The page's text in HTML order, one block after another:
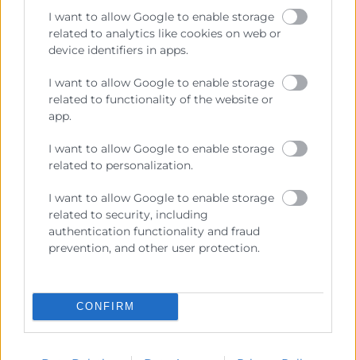
I want to allow Google to enable storage
related to analytics like cookies on web or
device identifiers in apps.
I want to allow Google to enable storage
related to functionality of the website or
app.
I want to allow Google to enable storage
related to personalization.
I want to allow Google to enable storage
related to security, including
authentication functionality and fraud
prevention, and other user protection.
CONFIRM
Estas son algunasideas para impulsar un
employee experience más positivo y
Diseñar un onboarding estructurado
momentos más determinantes. Un plan
bien definido, que facilite la integración y
proporcione claridad sobre el rol y la
cultura de la empresa, mejora
significativamente la percepción inicial.
experience incluyen programas de
bienvenida, acompañamiento por parte
de mentores o itinerarios formativos